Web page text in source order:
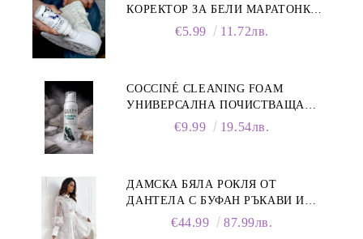
КОРЕКТОР ЗА БЕЛИ МАРАТОНКИ,
€5.99 11.72лв.
COCCINÉ CLEANING FOAM
УНИВЕРСАЛНА ПОЧИСТВАЩА
ПЯНА ЗА ОБУВКИ, 150 МЛ
€9.99 19.54лв.
ДАМСКА БЯЛА РОКЛЯ ОТ
ДАНТЕЛА С БУФАН РЪКАВИ И
€44.99 87.99лв.